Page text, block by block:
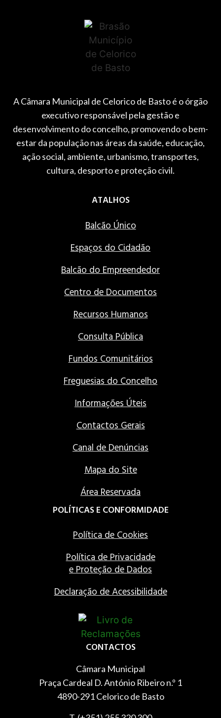
A Câmara Municipal de Celorico de Basto é o órgão
executivo responsável pela gestão e
desenvolvimento do concelho, promovendo o bem-
estar da população nas áreas da saúde, educação,
ação social, ambiente, urbanismo, transportes,
cultura, desporto e proteção civil.
ATALHOS
Balcão Único
Espaços do Cidadão
Balcão do Empreendedor
Centro de Documentos
Recursos Humanos
Consulta Pública
Fundos Comunitários
Freguesias do Concelho
Informações Úteis
Contactos Gerais
Canal de Denúncias
Mapa do Site
Área Reservada
POLÍTICAS E CONFORMIDADE
Política de Cookies
Política de Privacidade
e Proteção de Dados
Declaração de Acessibilidade
CONTACTOS
Câmara Municipal
Praça Cardeal D. António Ribeiro n.º 1
4890-291 Celorico de Basto